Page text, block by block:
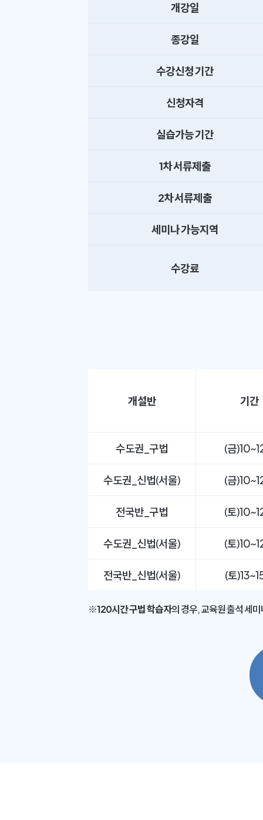
개강일
종강일
수강신청 기간
신청자격
실습가능 기간
1차 서류제출
2차 서류제출
세미나 가능지역
수강료
개설반 기간
수도권_구법 (금
수도권_신법(서울) (금
전국반_구법 (토
수도권_신법(서울) (토
전국반_신법(서울) (토
※120시간 구법 학습자의 경우, 교육원 출석 세